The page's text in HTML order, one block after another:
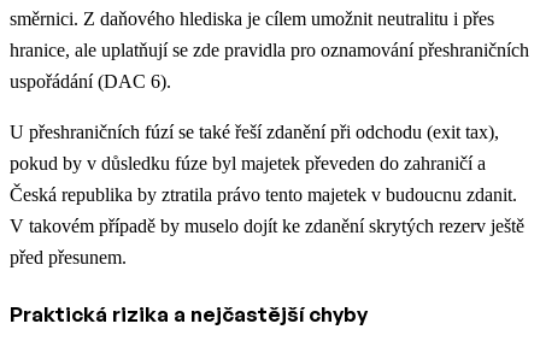
směrnici. Z daňového hlediska je cílem umožnit neutralitu i přes
hranice, ale uplatňují se zde pravidla pro oznamování přeshraničních
uspořádání (DAC 6).
U přeshraničních fúzí se také řeší zdanění při odchodu (exit tax),
pokud by v důsledku fúze byl majetek převeden do zahraničí a
Česká republika by ztratila právo tento majetek v budoucnu zdanit.
V takovém případě by muselo dojít ke zdanění skrytých rezerv ještě
před přesunem.
Praktická rizika a nejčastější chyby